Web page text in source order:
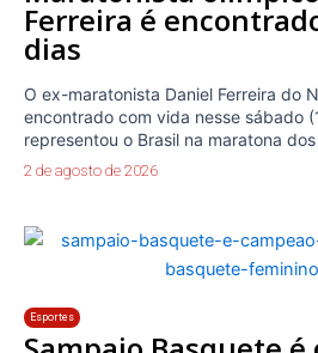
Ferreira é
dias
O ex-maratonista Daniel Ferreira do
encontrado com vida nesse sábado
representou o Brasil na maratona
2 de agosto de 2026
Esportes